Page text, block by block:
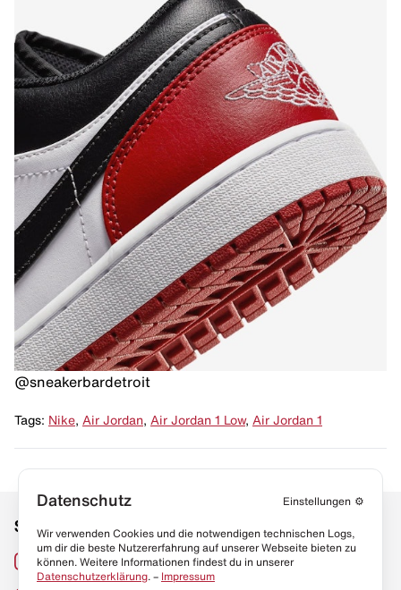
@sneakerbardetroit
Tags: Nike Air Jordan Air Jordan 1 Low, Air Jordan 1
Social Media
Instagram Sneaker Lexikon
Resell Guide
Datenschutz Einstellungen ⚙️
Wir verwenden Cookies und die notwendigen technischen Logs,
um dir die beste Nutzererfahrung auf unserer Webseite bieten zu
können. Weitere Informationen findest du in unserer
Datenschutzerklärung. – Impressum